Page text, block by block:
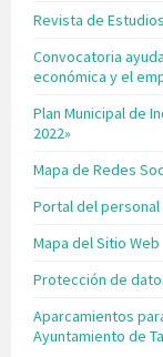
Revista de
Convocatoria
económica y el
Plan Municipal de
2022»
Mapa de Redes
Portal del
Mapa del Sitio Web
Protección de
Aparcamientos
Ayuntamiento de